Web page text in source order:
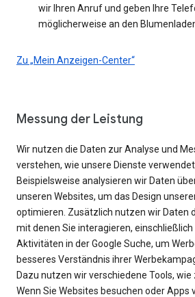
wir Ihren Anruf und geben Ihre
möglicherweise an den
Zu „Mein Anzeigen-Center“
Messung der Leistung
Wir nutzen die Daten zur Analyse und
verstehen, wie unsere Dienste verwendet
Beispielsweise analysieren wir Daten
unseren Websites, um das Design
optimieren. Zusätzlich nutzen wir Daten
mit denen Sie interagieren,
Aktivitäten in der Google Suche, um
besseres Verständnis ihrer
Dazu nutzen wir verschiedene Tools, wie
Wenn Sie Websites besuchen oder Apps